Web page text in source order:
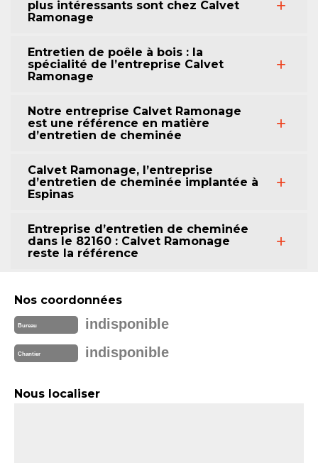
plus intéressants sont chez Calvet
Ramonage
Entretien de poêle à bois : la
spécialité de l’entreprise Calvet
Ramonage
Notre entreprise Calvet Ramonage
est une référence en matière
d’entretien de cheminée
Calvet Ramonage, l’entreprise
d’entretien de cheminée implantée à
Espinas
Entreprise d’entretien de cheminée
dans le 82160 : Calvet Ramonage
reste la référence
Nos coordonnées
Bureau indisponible
Chantier indisponible
Nous localiser